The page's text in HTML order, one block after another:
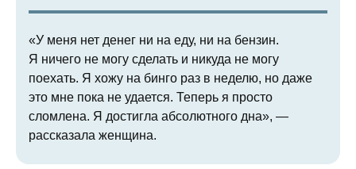
«У меня нет денег ни на еду, ни на бензин.
Я ничего не могу сделать и никуда не могу
поехать. Я хожу на бинго раз в неделю, но даже
это мне пока не удается. Теперь я просто
сломлена. Я достигла абсолютного дна», —
рассказала женщина.